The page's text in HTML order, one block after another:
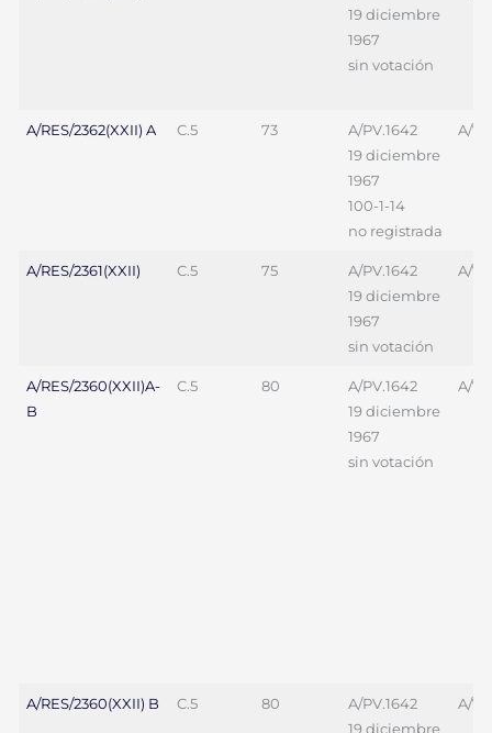
19 diciembre
1967
sin votación
A/RES/2362(XXII) A C.5 73
A/PV.1642
19 diciembre
1967
100-1-14
no registrada
A/
A/RES/2361(XXII) C.5 75
A/PV.1642
19 diciembre
1967
sin votación
A/
A/RES/2360(XXII)A-
B
C.5 80
A/PV.1642
19 diciembre
1967
sin votación
A/
A/RES/2360(XXII) B C.5 80
A/PV.1642
19 diciembre
A/